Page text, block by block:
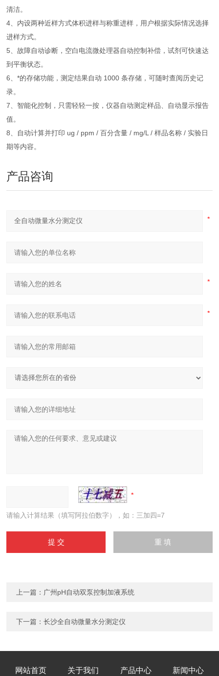
清洁。
4、内设两种近样方式体积进样与称重进样，用户根据实际情况选择
进样方式。
5、故障自动诊断，空白电流微处理器自动控制补偿，试剂可快速达
到平衡状态。
6、*的存储功能，测定结果自动 1000 条存储，可随时查阅历史记
录。
7、智能化控制，只需轻轻一按，仪器自动测定样品、自动显示报告
值。
8、自动计算并打印 ug / ppm / 百分含量 / mg/L / 样品名称 / 实验日
期等内容。
产品咨询
请输入计算结果（填写阿拉伯数字），如：三加四=7
上一篇： 广州pH自动双泵控制加液系统
下一篇：长沙全自动微量水分测定仪
网站首页 关于我们 产品中心 新闻中心